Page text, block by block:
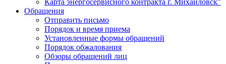
Карта энергосервисного контракта г. Михайловск"
Обращения
Отправить письмо
Порядок и время приема
Установленные формы обращений
Порядок обжалования
Обзоры обращений лиц